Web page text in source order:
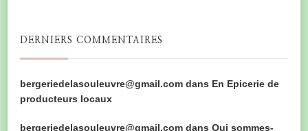
DERNIERS COMMENTAIRES
bergeriedelasouleuvre@gmail.com dans En Epicerie de
producteurs locaux
bergeriedelasouleuvre@gmail.com dans Qui sommes-